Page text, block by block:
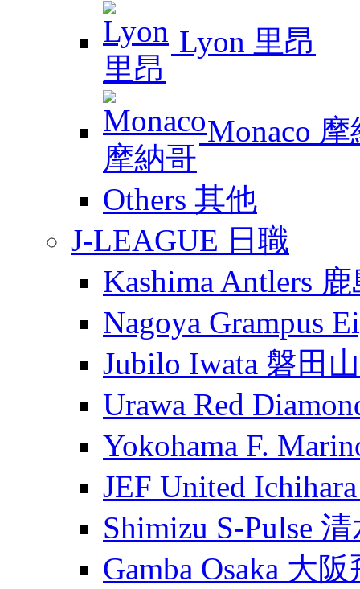
Lyon 里昂
Monaco 摩
Others 其他
J-LEAGUE 日職
Kashima Antlers
Nagoya Grampus
Jubilo Iwata 磐田
Urawa Red
Yokohama F.
JEF United
Shimizu S-Pulse
Gamba Osaka 大